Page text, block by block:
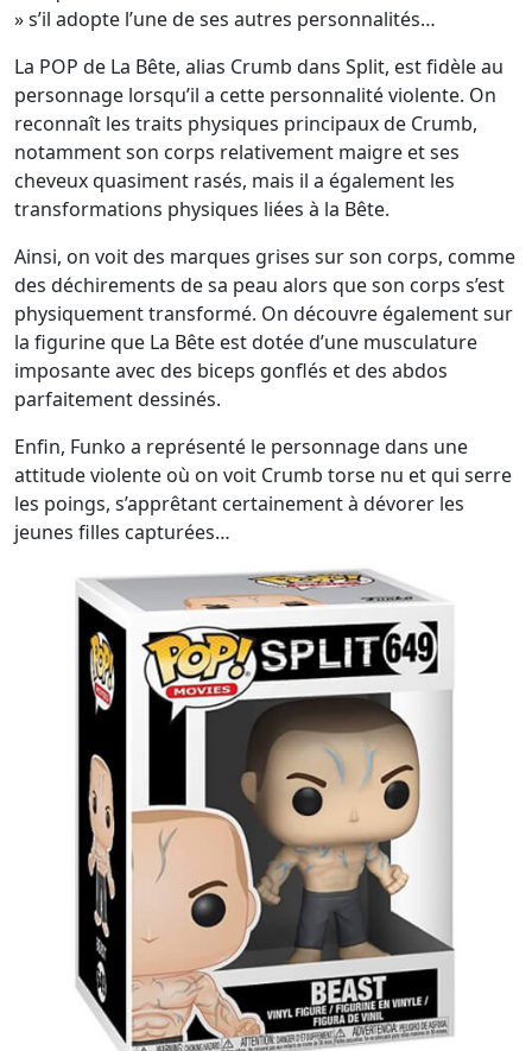
» s’il adopte l’une de ses autres personnalités…
La POP de La Bête, alias Crumb dans Split, est fidèle au
personnage lorsqu’il a cette personnalité violente. On
reconnaît les traits physiques principaux de Crumb,
notamment son corps relativement maigre et ses
cheveux quasiment rasés, mais il a également les
transformations physiques liées à la Bête.
Ainsi, on voit des marques grises sur son corps, comme
des déchirements de sa peau alors que son corps s’est
physiquement transformé. On découvre également sur
la figurine que La Bête est dotée d’une musculature
imposante avec des biceps gonflés et des abdos
parfaitement dessinés.
Enfin, Funko a représenté le personnage dans une
attitude violente où on voit Crumb torse nu et qui serre
les poings, s’apprêtant certainement à dévorer les
jeunes filles capturées…